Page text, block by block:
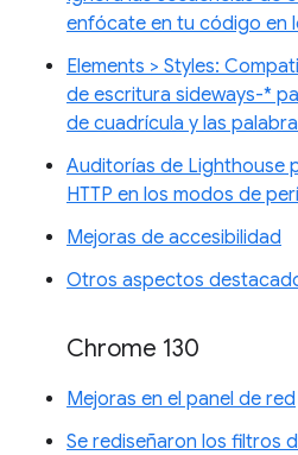
enfócate en tu código en
Elements > Styles:
de escritura sideways-*
de cuadrícula y las
Auditorías de Lighthouse
HTTP en los modos de
Mejoras de accesibilidad
Otros aspectos
Chrome 130
Mejoras en el panel de red
Se rediseñaron los filtros